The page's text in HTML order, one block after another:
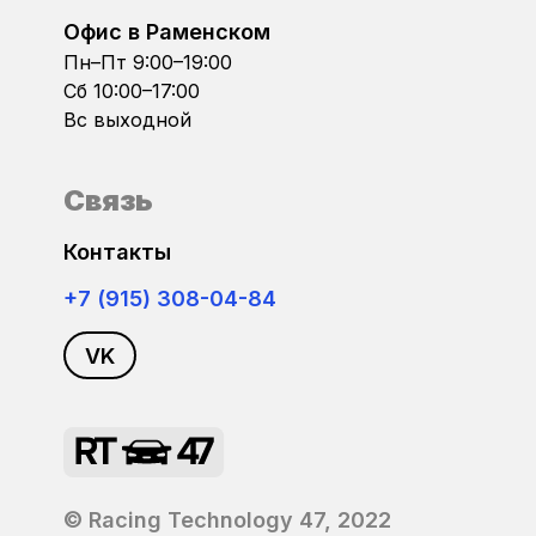
DAF
Dodge
DongFeng
FAW
Ford
Foton
Bosch MEVD17.2
Bosch MEVD17.2.3
Bosch MEVD17.2.6
Bosch MEVD17.2.8
Офис в Раменском
Пн–Пт 9:00–19:00
Сб 10:00–17:00
Вс выходной
Связь
Контакты
+7 (915) 308-04-84
VK
© Racing Technology 47, 2022